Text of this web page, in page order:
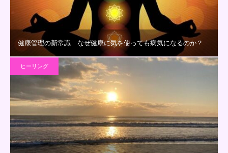
健康管理の新常識 なぜ健康に気を使っても病気になるのか？
ヒーリング